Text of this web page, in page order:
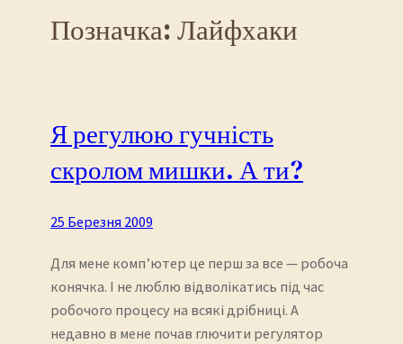
Позначка:Лайфхаки
Я регулюю гучність
скролом мишки. А ти?
25 Березня 2009
Для мене комп’ютер це перш за все — робоча
конячка. І не люблю відволікатись під час
робочого процесу на всякі дрібниці. А
недавно в мене почав глючити регулятор